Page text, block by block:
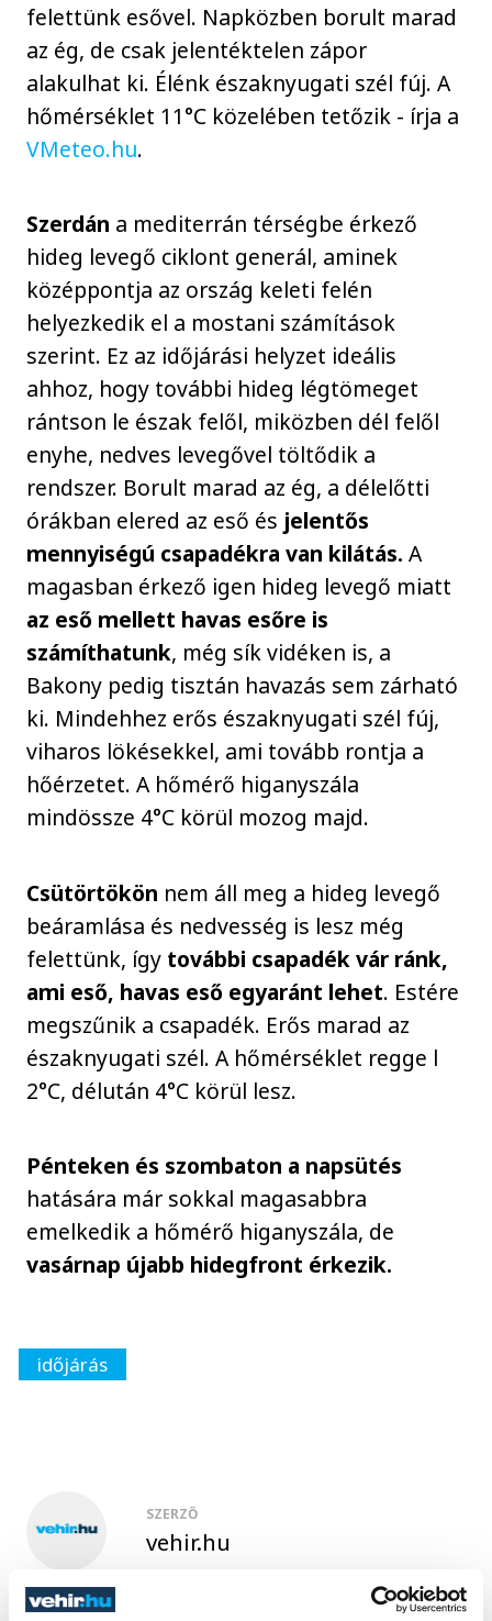
felettünk esővel. Napközben borult marad
az ég, de csak jelentéktelen zápor
alakulhat ki. Élénk északnyugati szél fúj. A
hőmérséklet 11°C közelében tetőzik - írja a
VMeteo.hu.
Szerdán a mediterrán térségbe érkező
hideg levegő ciklont generál, aminek
középpontja az ország keleti felén
helyezkedik el a mostani számítások
szerint. Ez az időjárási helyzet ideális
ahhoz, hogy további hideg légtömeget
rántson le észak felől, miközben dél felől
enyhe, nedves levegővel töltődik a
rendszer. Borult marad az ég, a délelőtti
órákban elered az eső és jelentős
mennyiségú csapadékra van kilátás.A
magasban érkező igen hideg levegő miatt
az eső mellett havas esőre is
számíthatunk, még sík vidéken is, a
Bakony pedig tisztán havazás sem zárható
ki. Mindehhez erős északnyugati szél fúj,
viharos lökésekkel, ami tovább rontja a
hőérzetet. A hőmérő higanyszála
mindössze 4°C körül mozog majd.
Csütörtökön nem áll meg a hideg levegő
beáramlása és nedvesség is lesz még
felettünk, így további csapadék vár ránk,
ami eső, havas eső egyaránt lehet. Estére
megszűnik a csapadék. Erős marad az
északnyugati szél. A hőmérséklet regge l
2°C, délután 4°C körül lesz.
Pénteken és szombaton a napsütés
hatására már sokkal magasabbra
emelkedik a hőmérő higanyszála, de
vasárnap újabb hidegfront érkezik.
időjárás
SZERZŐ
vehir.hu